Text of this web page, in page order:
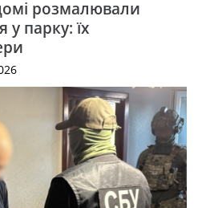
розмалювали
у парку: їх